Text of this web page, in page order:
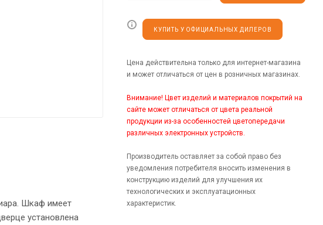
Шкаф имеет
установлена
КУПИТЬ У ОФИЦИАЛЬНЫХ ДИЛЕРОВ
Цена действительна только для интернет-магазина
и может отличаться от цен в розничных магазинах.
Внимание! Цвет изделий и материалов покрытий на
сайте может отличаться от цвета реальной
продукции из-за особенностей цветопередачи
различных электронных устройств.
Производитель оставляет за собой право без
уведомления потребителя вносить изменения в
конструкцию изделий для улучшения их
технологических и эксплуатационных
характеристик.